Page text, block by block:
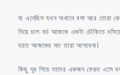
যা এনেছিস যখন অখানে বসা আর তোরা
নিয়ে চলে যা। আমাকে একটা চৌকিতে
হয়ত আজকের মত তারা আসবেনা।
কিছু দূর গিয়ে তাদের একজন ফেরত এসে